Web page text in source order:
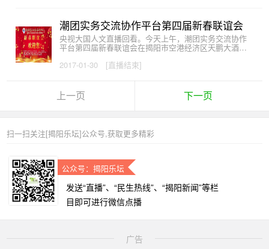
潮团实务交流协作平台第四届新春联谊会
央视大国人文直播回看。今天上午，潮团实务交流协作
平台第四届新春联谊会在揭阳市空港经济区天鹏大酒店
2017-01-30 [直播结束]
上一页 下一页
扫一扫关注[揭阳乐坛]公众号,获取更多精彩
公众号：揭阳乐坛
发送“直播”、“民生热线”、“揭阳新闻”等栏
目即可进行微信点播
广告